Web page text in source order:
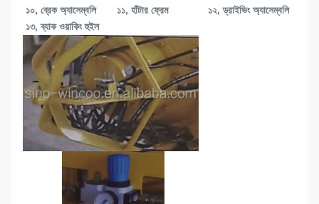
১০, ব্রেক অ্যাসেম্বলি
১৩, ব্যাক ওয়াকিং হুইল
১১, হাঁটার ফ্রেম
১২, ড্রাইভিং অ্যাসেম্বলি